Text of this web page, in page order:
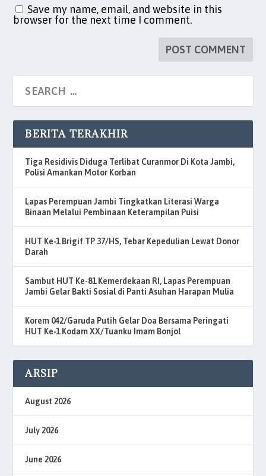
Save my name, email, and website in this
browser for the next time I comment.
BERITA TERAKHIR
Tiga Residivis Diduga Terlibat Curanmor Di Kota Jambi,
Polisi Amankan Motor Korban
Lapas Perempuan Jambi Tingkatkan Literasi Warga
Binaan Melalui Pembinaan Keterampilan Puisi
HUT Ke-1 Brigif TP 37/HS, Tebar Kepedulian Lewat Donor
Darah
Sambut HUT Ke-81 Kemerdekaan RI, Lapas Perempuan
Jambi Gelar Bakti Sosial di Panti Asuhan Harapan Mulia
Korem 042/Garuda Putih Gelar Doa Bersama Peringati
HUT Ke-1 Kodam XX/Tuanku Imam Bonjol
ARSIP
August 2026
July 2026
June 2026